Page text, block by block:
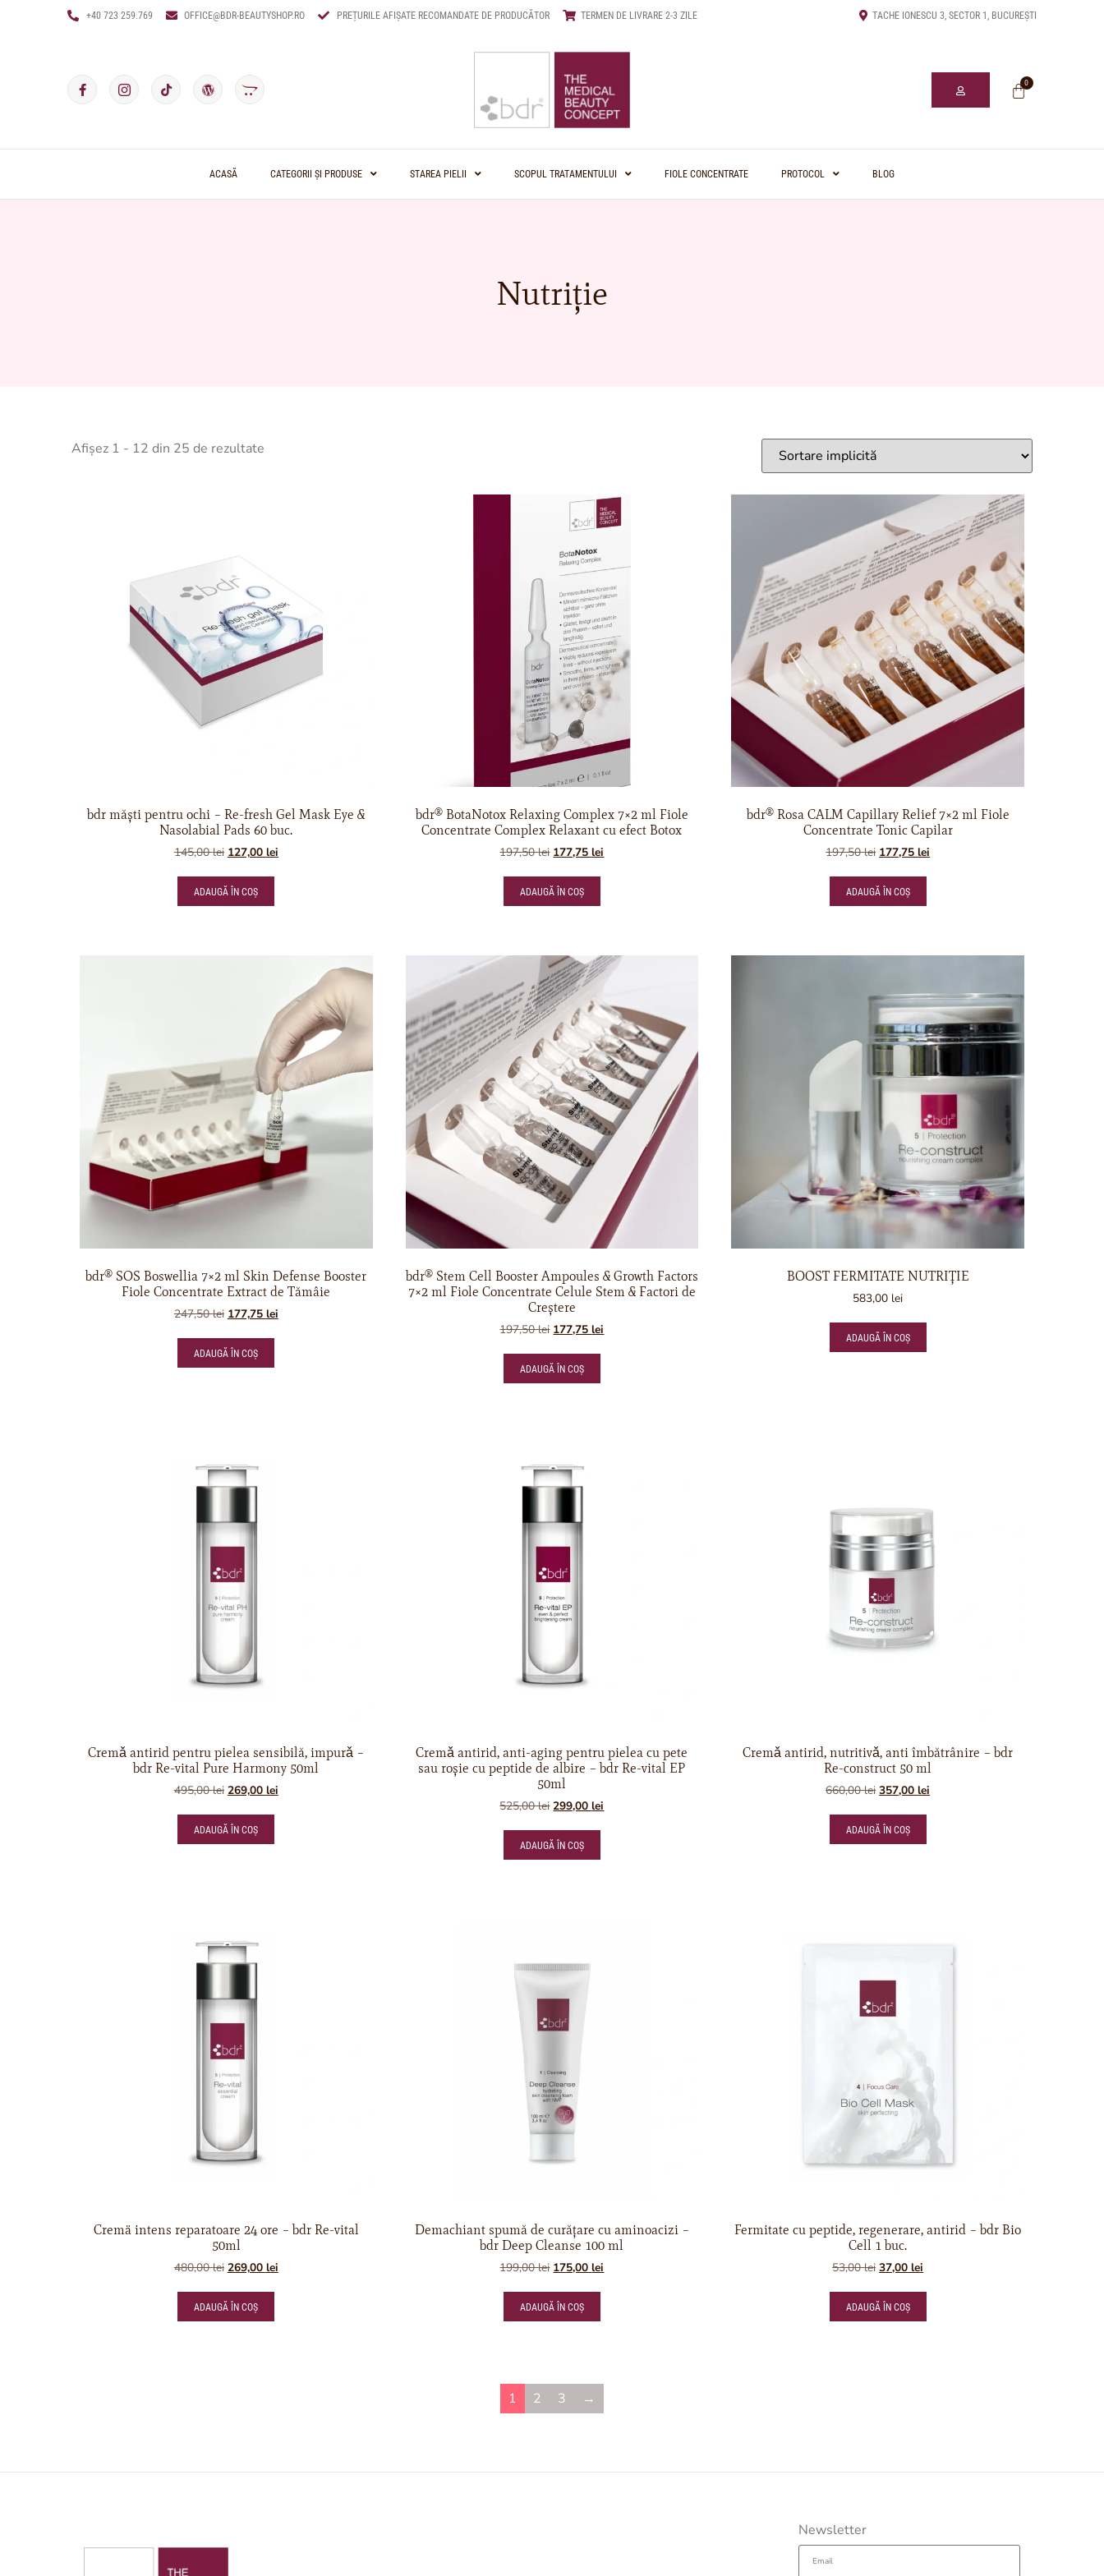
+40 723 259.769 OFFICE@BDR-BEAUTYSHOP.RO PREȚURILE AFIȘATE RECOMANDATE DE PRODUCĂTOR TERMEN DE LIVRARE 2-3 ZILE TACHE IONESCU 3, SECTOR 1, BUCUREȘTI
0
ACASĂ CATEGORII ȘI PRODUSE STAREA PIELII SCOPUL TRATAMENTULUI FIOLE CONCENTRATE PROTOCOL BLOG
Nutriție
Afișez 1 - 12 din 25 de rezultate
bdr măști pentru ochi – Re-fresh Gel Mask Eye &
Nasolabial Pads 60 buc.
145,00lei 127,00 lei
ADAUGĂ ÎN COȘ
bdr® BotaNotox Relaxing Complex 7×2 ml Fiole
Concentrate Complex Relaxant cu efect Botox
197,50lei 177,75lei
ADAUGĂ ÎN COȘ
bdr® Rosa CALM Capillary Relief 7×2 ml Fiole
Concentrate Tonic Capilar
197,50lei 177,75lei
ADAUGĂ ÎN COȘ
bdr® SOS Boswellia 7×2 ml Skin Defense Booster
Fiole Concentrate Extract de Tămâie
247,50lei 177,75 lei
ADAUGĂ ÎN COȘ
bdr® Stem Cell Booster Ampoules & Growth Factors
7×2 ml Fiole Concentrate Celule Stem & Factori de
Creștere
197,50lei 177,75lei
ADAUGĂ ÎN COȘ
BOOST FERMITATE NUTRIȚIE
583,00 lei
ADAUGĂ ÎN COȘ
Cremǎ antirid pentru pielea sensibilă, impurǎ –
bdr Re-vital Pure Harmony 50ml
495,00lei 269,00 lei
ADAUGĂ ÎN COȘ
Cremǎ antirid, anti-aging pentru pielea cu pete
sau roșie cu peptide de albire – bdr Re-vital EP
50ml
525,00lei 299,00lei
ADAUGĂ ÎN COȘ
Cremǎ antirid, nutritivǎ, anti îmbătrânire – bdr
Re-construct 50 ml
660,00lei 357,00lei
ADAUGĂ ÎN COȘ
Cremä intens reparatoare 24 ore – bdr Re-vital
50ml
480,00lei 269,00 lei
ADAUGĂ ÎN COȘ
Demachiant spumă de curățare cu aminoacizi –
bdr Deep Cleanse 100 ml
199,00lei 175,00lei
ADAUGĂ ÎN COȘ
Fermitate cu peptide, regenerare, antirid – bdr Bio
Cell 1 buc.
53,00lei 37,00lei
ADAUGĂ ÎN COȘ
1 2 3 →
Newsletter